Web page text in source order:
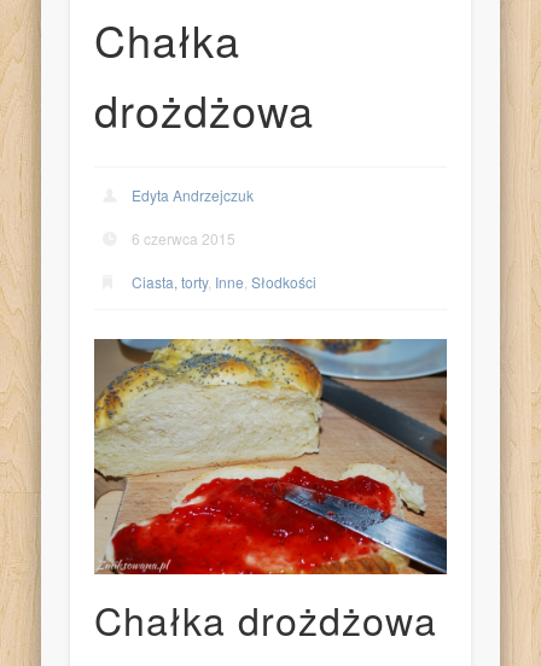
Chałka
drożdżowa
Edyta Andrzejczuk
6 czerwca 2015
Ciasta, torty, Inne ,Słodkości
Chałka drożdżowa